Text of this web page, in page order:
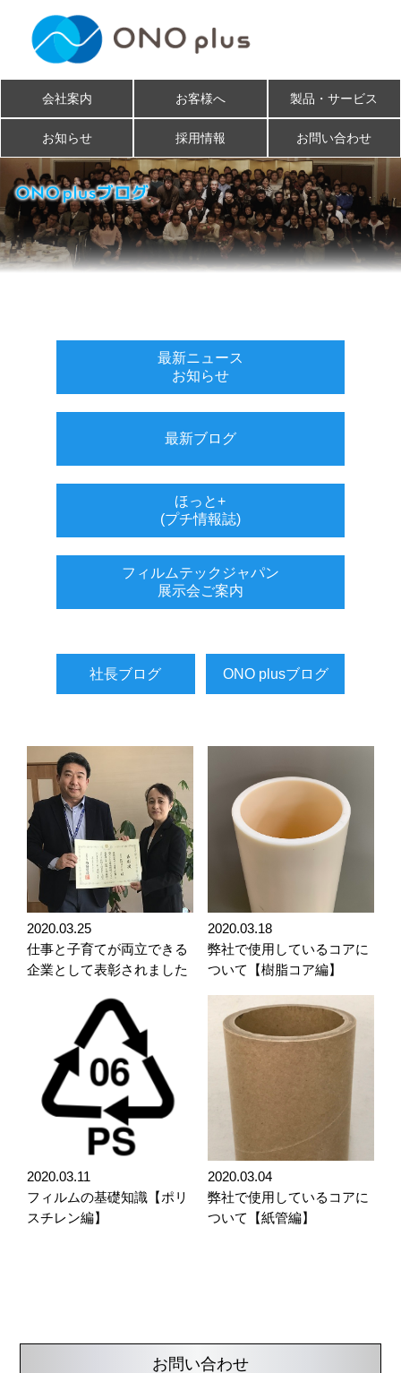
会社案内 お客様へ 製品・サービス
お知らせ 採用情報 お問い合わせ
最新ニュース
お知らせ
最新ブログ
ほっと+
(プチ情報誌)
フィルムテックジャパン
展示会ご案内
社長ブログ ONO plusブログ
2020.03.25
仕事と子育てが両立できる
企業として表彰されました
2020.03.18
弊社で使用しているコアに
ついて【樹脂コア編】
2020.03.11
フィルムの基礎知識【ポリ
スチレン編】
2020.03.04
弊社で使用しているコアに
ついて【紙管編】
お問い合わせ